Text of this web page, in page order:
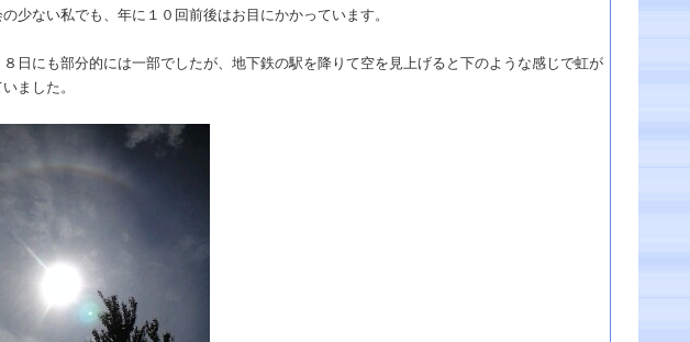
の少ない私でも、年に１０回前後はお目にかかっています。
８日にも部分的には一部でしたが、地下鉄の駅を降りて空を見上げると下のような感じで虹が
ました。